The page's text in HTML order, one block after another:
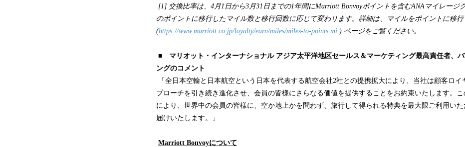
[1] 交換比率は、4月1日から3月31日までの1年間にMarriott Bonvoyポイントを含むANAマイレージ
のポイントに移行したマイル数と移行回数に応じて変わります。詳細は、マイルをポイントに移
(https://www.marriott.co.jp/loyalty/earn/miles/miles-to-points.mi ) ページをご覧ください。
■ マリオット・インターナショナル アジア太平洋地区セールス＆マーケティング最高責任者、バ
ングのコメント
「全日本空輸と日本航空という日本を代表する航空会社2社との提携拡大により、当社は顧客ロイ
プローチを引き続き進化させ、会員の皆様にさらなる価値を提供することをお約束いたします。
により、世界中の会員の皆様に、空か地上かを問わず、旅行して得られる特典を最大限ご利用い
届けいたします。」
Marriott Bonvoyについて